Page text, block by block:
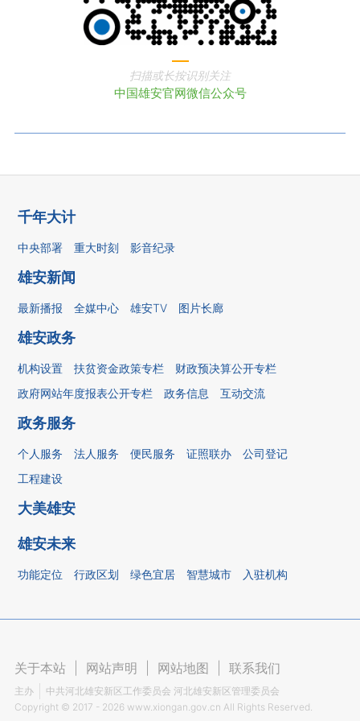
扫描或长按识别关注
中国雄安官网微信公众号
千年大计
中央部署 重大时刻 影音纪录
雄安新闻
最新播报 全媒中心 雄安TV 图片长廊
雄安政务
机构设置 扶贫资金政策专栏
财政预决算公开专栏
政府网站年度报表公开专栏
政务信息 互动交流
政务服务
个人服务 法人服务 便民服务 证照联办
公司登记
工程建设
大美雄安
雄安未来
功能定位 行政区划 绿色宜居 智慧城市 入驻机构
关于本站 网站声明 网站地图 联系我们
主办
中共河北雄安新区工作委员会 河北雄安新区管理委员会
Copyright © 2017 - 2026 www.xiongan.gov.cn All Rights Reserved.